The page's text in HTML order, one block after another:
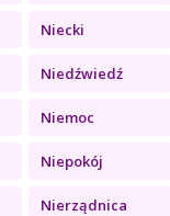
Niecki
Niedźwiedź
Niemoc
Niepokój
Nierządnica